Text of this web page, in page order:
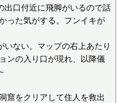
口付近に飛脚がいるので話
った気がする。フンイキが
ない。マップの右上あたり
ンの入り口が現れ、以降儀
窟をクリアして住人を救出